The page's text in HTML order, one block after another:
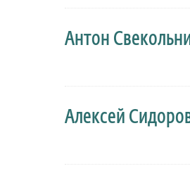
Антон
Алексей